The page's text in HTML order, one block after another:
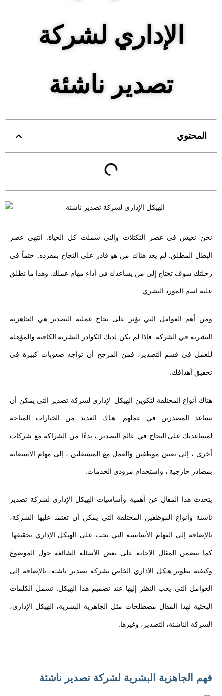
الإداري لشركة
تصدير ناشئة
المحتوي
نحن نعيش في عصر التكتلات والتي شملت كل الحياة. انتهي عصر
البطل المطلق. لم يعد هناك من هو قادر على النجاح بمفرده. حتماً في
رحلتك سوف تحتاج إلي من يساعدك في أداء مهام عملك. وهذا ما نطلق
عليه اسم المورد البشري.
ومن أهم العوامل التي تؤثر على نجاح عملية التصدير هي الجاهزية
البشرية في الشركة. فإذا لم يكن لديك الكوادر البشرية الكافية والمؤهلة
للعمل في قسم التصدير، فمن المرجح أن تواجه صعوبات كبيرة في
تحقيق أهدافك.
هناك أنواع المختلفة لتكوين الهيكل الإداري لشركة تصدير التي يمكن أن
تساعد المصدرين في عملهم. هناك العديد من الخيارات المتاحة
لمساعدتك على النجاح في عالم التصدير ، بدءًا من الشراكة مع شركات
أخرى ، إلى تعيين موظفين والعمل مع المستقلين ، إلى مهام الاستعانة
بمصادر خارجية ، واستخدام مزودي الخدمات.
يتحدث هذا المقال عن أهمية وأساسيات الهيكل الإداري لشركة تصدير
ناشئة وأنواع الموظفين المختلفة التي يمكن أن تعتمد عليها الشركة،
بالإضافة إلى المهام الأساسية التي يجب على الهيكل الإداري تحقيقها.
كما يتضمن المقال الإجابة على بعض الأسئلة الشائعة حول الموضوع
وكيفية تطوير هيكل الإداري الخاص بشركة تصدير ناشئة، بالإضافة إلى
العوامل التي يجب النظر إليها عند تصميم هذا الهيكل. تشمل الكلمات
البحثية لهذا المقال مصطلحات مثل الجاهزية البشرية، الهيكل الإداري،
الشركة الناشئة، التصدير، وغيرها.
فهم الجاهزية البشرية لشركة تصدير ناشئة